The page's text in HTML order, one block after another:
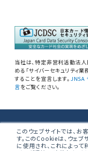
このウェブサイトでは、
す。このCookieは、ウェ
に使用され、これによって
自己問診型 個人情
情報セキュリティア
情報セキュリティ
自己点検アンケート
NIST SP800-171 サ
情報セキュリティア
データベース設定評
無線LAN調査
当社は、特定非営利活動法人
める「サイバーセキュリティ
することを宣言します。JNSA
言をご覧ください。
株式会社ブロードバ
〒160-0023 東京都新